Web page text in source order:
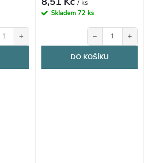
+
/ ks
Skladem 72 ks
− +
DO KOŠÍKU